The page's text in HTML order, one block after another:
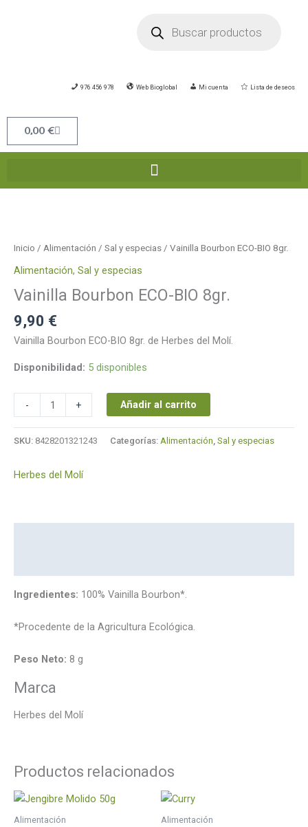
productos
976 456 978 Web Bioglobal Mi cuenta Lista de deseos
0,00 €Carrito
Inicio / Alimentación / Sal y especias / Vainilla Bourbon ECO-BIO 8gr.
Alimentación, Sal y especias
Vainilla Bourbon ECO-BIO 8gr.
9,90 €
Vainilla Bourbon ECO-BIO 8gr. de Herbes del Molí.
Disponibilidad: 5 disponibles
-
ECO-
8gr.
cantidad
+ Añadir al carrito
SKU: 8428201321243 Categorías: Alimentación Sal y especias
Herbes del Molí
Ingredientes: 100% Vainilla Bourbon*.
*Procedente de la Agricultura Ecológica.
Peso Neto: 8 g
Marca
Herbes del Molí
Productos relacionados
Alimentación Alimentación